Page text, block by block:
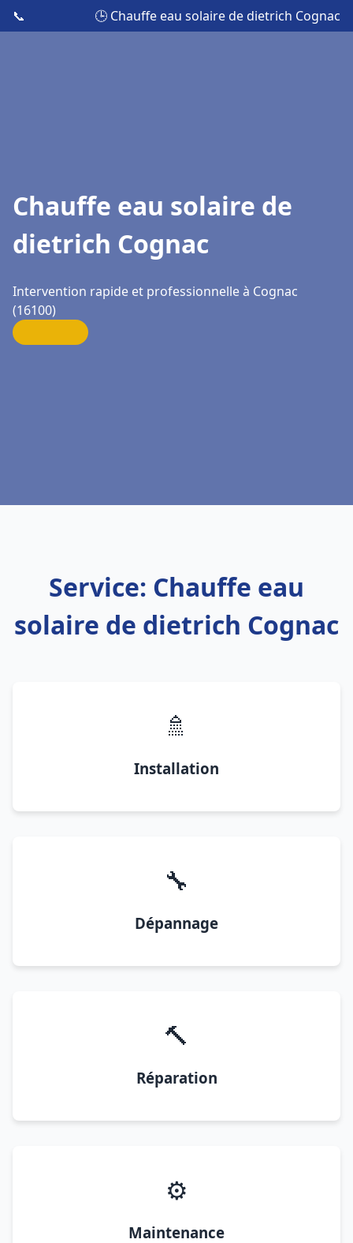
📞 🕒 Chauffe eau solaire de dietrich Cognac
Chauffe eau solaire de
dietrich Cognac
Intervention rapide et professionnelle à Cognac
(16100)
Service: Chauffe eau
solaire de dietrich Cognac
🚿
Installation
🔧
Dépannage
🔨
Réparation
⚙️
Maintenance